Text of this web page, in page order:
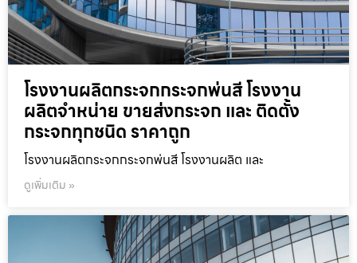
โรงงานผลิตกระจกกระจกพ่นสี โรงงาน
ผลิตจำหน่าย ขายส่งกระจก และ ติดตั้ง
กระจกทุกชนิด ราคาถูก
โรงงานผลิตกระจกกระจกพ่นสี โรงงานผลิต และ
ดูเพิ่มเติม »